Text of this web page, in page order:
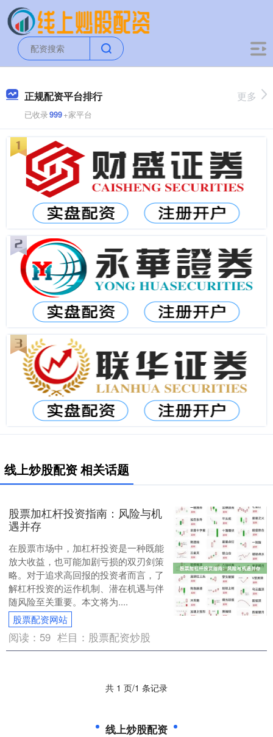
正规配资平台排行
已收录999+家平台
更多
线上炒股配资 相关话题
股票加杠杆投资指南：风险与机
遇并存
在股票市场中，加杠杆投资是一种既能
放大收益，也可能加剧亏损的双刃剑策
略。对于追求高回报的投资者而言，了
解杠杆投资的运作机制、潜在机遇与伴
随风险至关重要。本文将为....
股票配资网站
阅读： 59 栏目： 股票配资炒股
共 1 页/1 条记录
线上炒股配资